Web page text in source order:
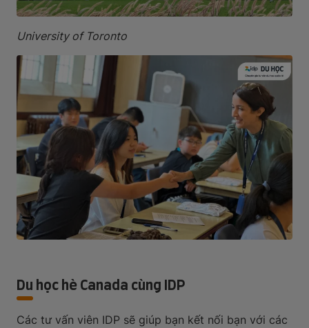
University of Toronto
Du học hè Canada cùng IDP
Các tư vấn viên IDP sẽ giúp bạn kết nối bạn với các